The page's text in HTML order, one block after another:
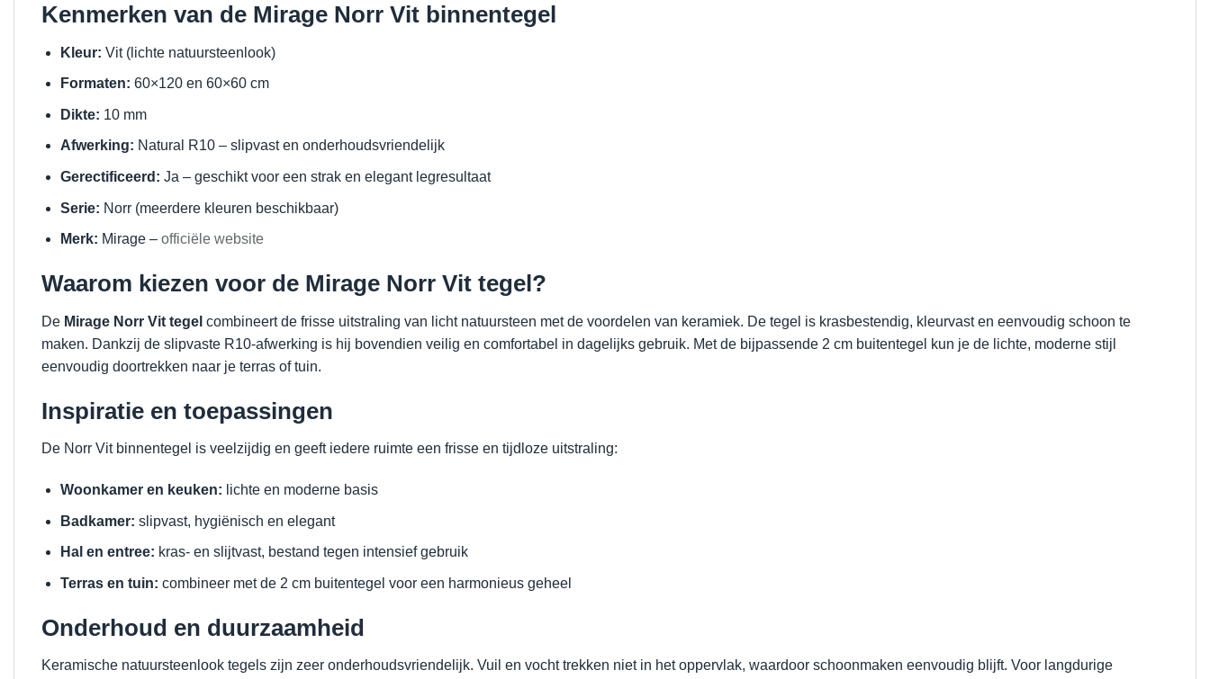
Kenmerken van de Mirage Norr Vit binnentegel
Kleur: Vit (lichte natuursteenlook)
Formaten: 60×120 en 60×60 cm
Dikte: 10 mm
Afwerking: Natural R10 – slipvast en onderhoudsvriendelijk
Gerectificeerd: Ja – geschikt voor een strak en elegant legresultaat
Serie: Norr (meerdere kleuren beschikbaar)
Merk: Mirage – officiële website
Waarom kiezen voor de Mirage Norr Vit tegel?
De Mirage Norr Vit tegel combineert de frisse uitstraling van licht natuursteen met de voordelen van keramiek. De tegel is krasbestendig, kleurvast en eenvoudig schoon te
maken. Dankzij de slipvaste R10-afwerking is hij bovendien veilig en comfortabel in dagelijks gebruik. Met de bijpassende 2 cm buitentegel kun je de lichte, moderne stijl
eenvoudig doortrekken naar je terras of tuin.
Inspiratie en toepassingen
De Norr Vit binnentegel is veelzijdig en geeft iedere ruimte een frisse en tijdloze uitstraling:
Woonkamer en keuken: lichte en moderne basis
Badkamer: slipvast, hygiënisch en elegant
Hal en entree: kras- en slijtvast, bestand tegen intensief gebruik
Terras en tuin: combineer met de 2 cm buitentegel voor een harmonieus geheel
Onderhoud en duurzaamheid
Keramische natuursteenlook tegels zijn zeer onderhoudsvriendelijk. Vuil en vocht trekken niet in het oppervlak, waardoor schoonmaken eenvoudig blijft. Voor langdurige